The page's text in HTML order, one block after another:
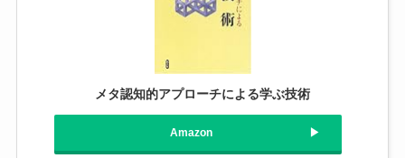
メタ認知的アプローチによる学ぶ技術
Amazon